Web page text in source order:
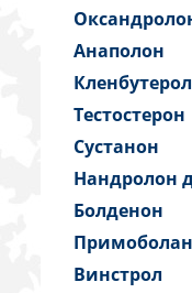
Анаполон
Кленбутерол
Тестостерон
Сустанон
Нандролон
Болденон
Примоболан
Винстрол